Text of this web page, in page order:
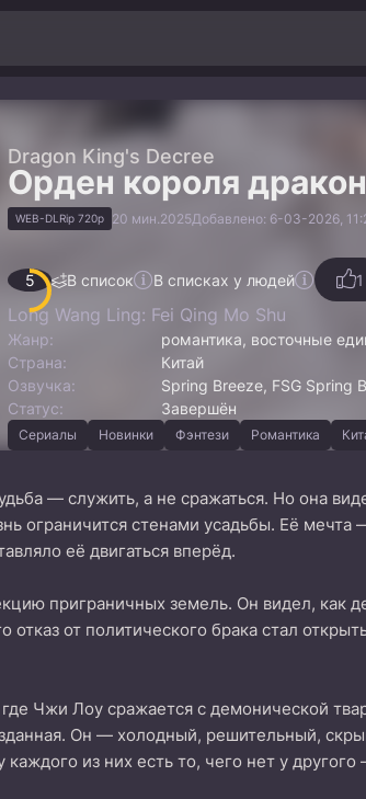
Dragon King's Decree
Орден короля
WEB-DLRip 720p 20 мин. 2025Добавлено: 6-03-2026,
5 В список В списках у людей 1
Long Wang Ling: Fei Qing Mo Shu
Жанр:
романтика, восточные
Страна:
Китай
Озвучка:
Spring Breeze, FSG Spring
Статус:
Завершён
Сериалы Новинки Фэнтези Романтика
— служить, а не сражаться. Но она
ограничится стенами усадьбы. Её
её двигаться вперёд.
приграничных земель. Он видел, как
отказ от политического брака стал
Чжи Лоу сражается с демонической
Он — холодный, решительный,
каждого из них есть то, чего нет у